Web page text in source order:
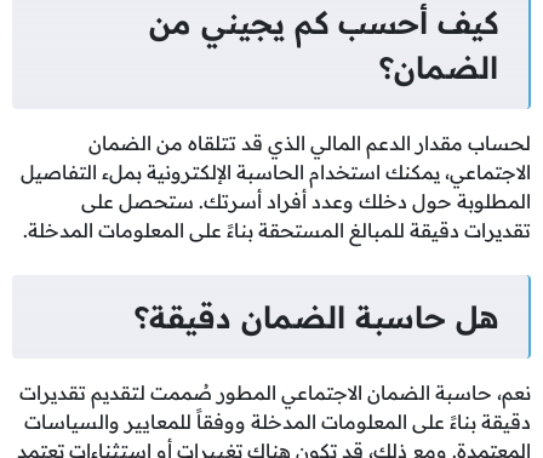
كيف أحسب كم يجيني من
الضمان؟
لحساب مقدار الدعم المالي الذي قد تتلقاه من الضمان
الاجتماعي، يمكنك استخدام الحاسبة الإلكترونية بملء التفاصيل
المطلوبة حول دخلك وعدد أفراد أسرتك. ستحصل على
تقديرات دقيقة للمبالغ المستحقة بناءً على المعلومات المدخلة.
هل حاسبة الضمان دقيقة؟
نعم، حاسبة الضمان الاجتماعي المطور صُممت لتقديم تقديرات
دقيقة بناءً على المعلومات المدخلة ووفقاً للمعايير والسياسات
المعتمدة. ومع ذلك، قد تكون هناك تغييرات أو استثناءات تعتمد